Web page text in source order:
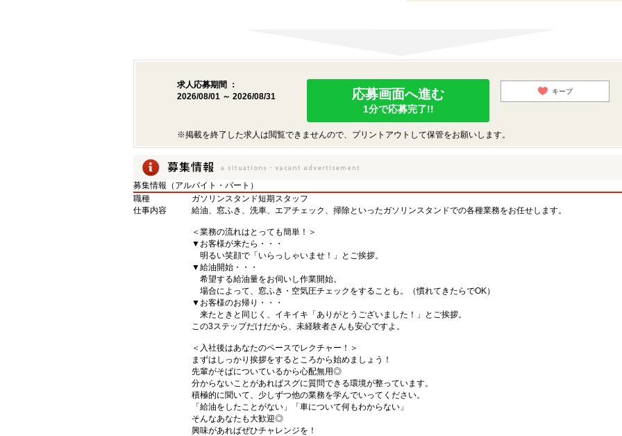
求人応募期間 ：
2026/08/01 ～ 2026/08/31
応募画面へ進む
1分で応募完了!!
キープ
※掲載を終了した求人は閲覧できませんので、プリントアウトして保管をお願いします。
募集情報（アルバイト・パート）
職種
ガソリンスタンド短期スタッフ
仕事内容
給油、窓ふき、洗車、エアチェック、掃除といったガソリンスタンドでの各種業務をお任せします。
＜業務の流れはとっても簡単！＞
▼お客様が来たら・・・
明るい笑顔で「いらっしゃいませ！」とご挨拶。
▼給油開始・・・
希望する給油量をお伺いし作業開始。
場合によって、窓ふき・空気圧チェックをすることも。（慣れてきたらでOK）
▼お客様のお帰り・・・
来たときと同じく、イキイキ「ありがとうございました！」とご挨拶。
この3ステップだけだから、未経験者さんも安心ですよ。
＜入社後はあなたのペースでレクチャー！＞
まずはしっかり挨拶をするところから始めましょう！
先輩がそばについているから心配無用◎
分からないことがあればスグに質問できる環境が整っています。
積極的に聞いて、少しずつ他の業務を学んでいってください。
「給油をしたことがない」「車について何もわからない」
そんなあなたも大歓迎◎
興味があればぜひチャレンジを！